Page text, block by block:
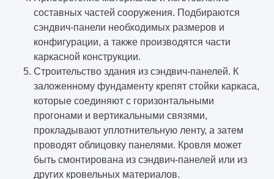
составных частей сооружения. Подбираются
сэндвич-панели необходимых размеров и
конфигурации, а также производятся части
каркасной конструкции.
Строительство здания из сэндвич-панелей. К
заложенному фундаменту крепят стойки каркаса,
которые соединяют с горизонтальными
прогонами и вертикальными связями,
прокладывают уплотнительную ленту, а затем
проводят облицовку панелями. Кровля может
быть смонтирована из сэндвич-панелей или из
других кровельных материалов.